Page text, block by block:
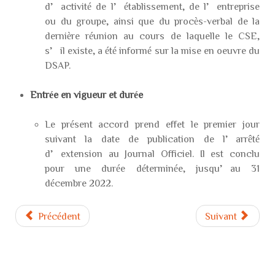
d’activité de l’établissement, de l’entreprise
ou du groupe, ainsi que du procès-verbal de la
dernière réunion au cours de laquelle le CSE,
s’il existe, a été informé sur la mise en oeuvre du
DSAP.
Entrée en vigueur et durée
Le présent accord prend effet le premier jour
suivant la date de publication de l’arrêté
d’extension au Journal Officiel. Il est conclu
pour une durée déterminée, jusqu’au 31
décembre 2022.
Précédent Suivant